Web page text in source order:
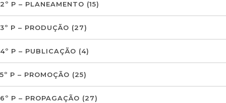
2º P – PLANEAMENTO (15)
3º P – PRODUÇÃO (27)
4º P – PUBLICAÇÃO (4)
5º P – PROMOÇÃO (25)
6º P – PROPAGAÇÃO (27)